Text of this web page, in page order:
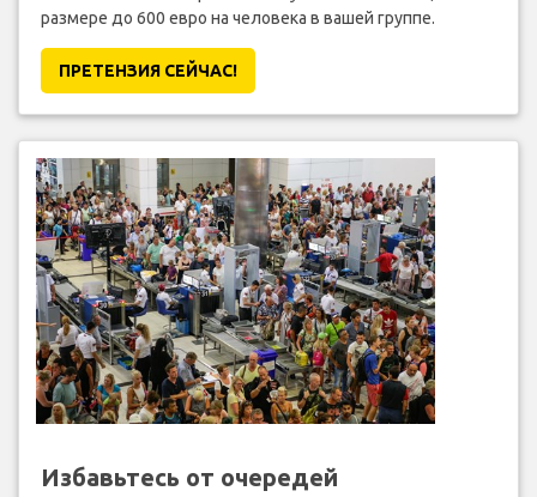
размере до 600 евро на человека в вашей группе.
ПРЕТЕНЗИЯ CЕЙЧАС!
Избавьтесь от очередей